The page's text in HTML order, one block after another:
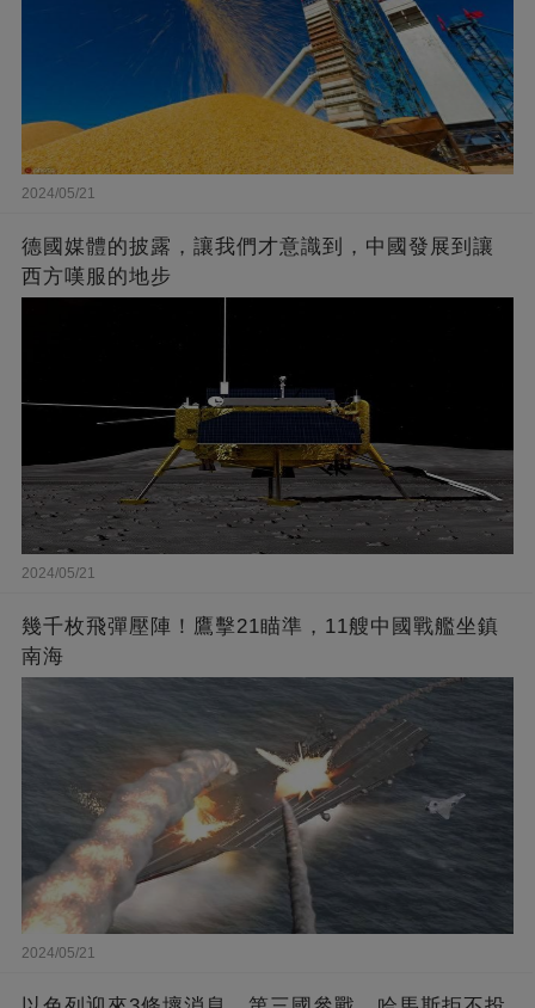
2024/05/21
德國媒體的披露，讓我們才意識到，中國發展到讓
西方嘆服的地步
2024/05/21
幾千枚飛彈壓陣！鷹擊21瞄準，11艘中國戰艦坐鎮
南海
2024/05/21